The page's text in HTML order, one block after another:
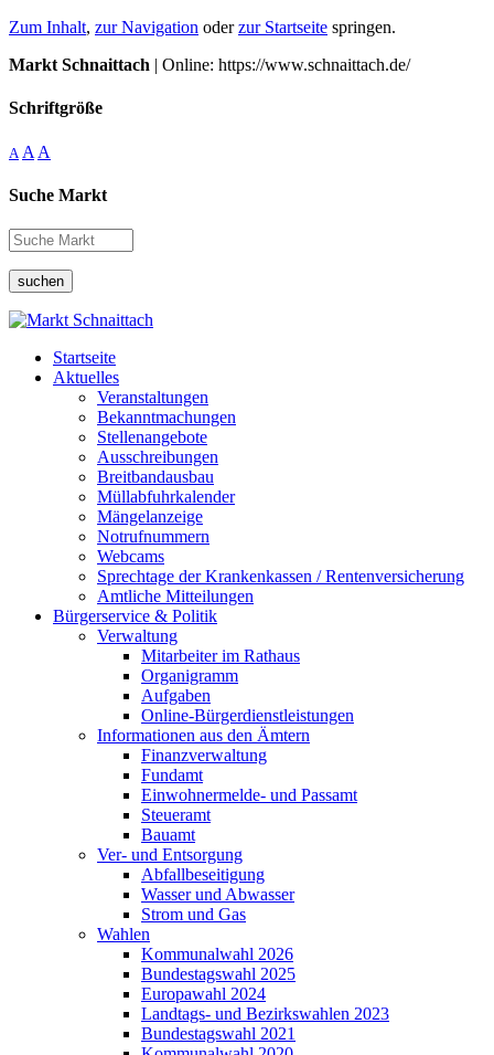
Zum Inhalt, zur Navigation oderzur Startseite springen.
Markt Schnaittach | Online: https://www.schnaittach.de/
Schriftgröße
A A A
Suche Markt
suchen
Startseite
Aktuelles
Veranstaltungen
Bekanntmachungen
Stellenangebote
Ausschreibungen
Breitbandausbau
Müllabfuhrkalender
Mängelanzeige
Notrufnummern
Webcams
Sprechtage der Krankenkassen / Rentenversicherung
Amtliche Mitteilungen
Bürgerservice & Politik
Verwaltung
Mitarbeiter im Rathaus
Organigramm
Aufgaben
Online-Bürgerdienstleistungen
Informationen aus den Ämtern
Finanzverwaltung
Fundamt
Einwohnermelde- und Passamt
Steueramt
Bauamt
Ver- und Entsorgung
Abfallbeseitigung
Wasser und Abwasser
Strom und Gas
Wahlen
Kommunalwahl 2026
Bundestagswahl 2025
Europawahl 2024
Landtags- und Bezirkswahlen 2023
Bundestagswahl 2021